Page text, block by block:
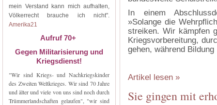
mein Verstand kann mich aufhalten,
Völkerrecht brauche ich nicht".
Amerika21
Aufruf 70+
Gegen Militarisierung und
Kriegsdienst!
"Wir sind Kriegs- und Nachkriegskinder
des Zweiten Weltkrieges. Wir sind 70 Jahre
und älter und viele von uns sind noch durch
Trümmerlandschaften gelaufen", "wir sind
In einem
»Solange die
streiken. Wir kämpfen
Kriegsvorbereitung,
gehen, während
Artikel lesen »
Sie gingen mit